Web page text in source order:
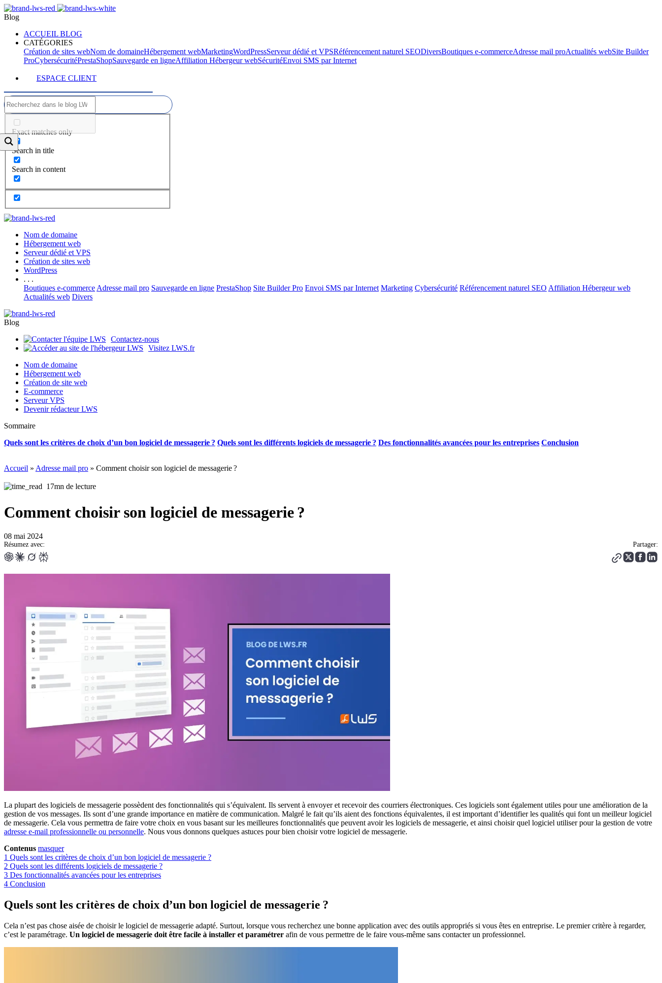
Blog
ACCUEIL BLOG
CATÉGORIES
Création de sites webNom de domaineHébergement webMarketingWordPressServeur dédié et VPSRéférencement naturel SEODiversBoutiques e-commerceAdresse mail proActualités webSite Builder
ProCybersécuritéPrestaShopSauvegarde en ligneAffiliation Hébergeur webSécuritéEnvoi SMS par Internet
ESPACE CLIENT
Exact matches only
Search in title
Search in content
Nom de domaine
Hébergement web
Serveur dédié et VPS
Création de sites web
WordPress
. . .
Boutiques e-commerce Adresse mail pro Sauvegarde en ligne PrestaShop Site Builder Pro Envoi SMS par Internet Marketing Cybersécurité Référencement naturel SEO Affiliation Hébergeur web
Actualités web Divers
Blog
Contactez-nous
Visitez LWS.fr
Nom de domaine
Hébergement web
Création de site web
E-commerce
Serveur VPS
Devenir rédacteur LWS
Sommaire
Quels sont les critères de choix d’un bon logiciel de messagerie ? Quels sont les différents logiciels de messagerie ? Des fonctionnalités avancées pour les entreprises Conclusion
Accueil » Adresse mail pro » Comment choisir son logiciel de messagerie ?
17mn de lecture
Comment choisir son logiciel de messagerie ?
08 mai 2024
Résumez avec: Partager:
La plupart des logiciels de messagerie possèdent des fonctionnalités qui s’équivalent. Ils servent à envoyer et recevoir des courriers électroniques. Ces logiciels sont également utiles pour une amélioration de la
gestion de vos messages. Ils sont d’une grande importance en matière de communication. Malgré le fait qu’ils aient des fonctions équivalentes, il est important d’identifier les qualités qui font un meilleur logiciel
de messagerie. Cela vous permettra de faire votre choix en vous basant sur les meilleures fonctionnalités que peuvent avoir les logiciels de messagerie, et ainsi choisir quel logiciel utiliser pour la gestion de votre
adresse e-mail professionnelle ou personnelle. Nous vous donnons quelques astuces pour bien choisir votre logiciel de messagerie.
Contenus masquer
1 Quels sont les critères de choix d’un bon logiciel de messagerie ?
2 Quels sont les différents logiciels de messagerie ?
3 Des fonctionnalités avancées pour les entreprises
4 Conclusion
Quels sont les critères de choix d’un bon logiciel de messagerie ?
Cela n’est pas chose aisée de choisir le logiciel de messagerie adapté. Surtout, lorsque vous recherchez une bonne application avec des outils appropriés si vous êtes en entreprise. Le premier critère à regarder,
c’est le paramétrage. Un logiciel de messagerie doit être facile à installer et paramétrer afin de vous permettre de le faire vous-même sans contacter un professionnel.